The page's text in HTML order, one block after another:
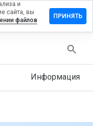
Информация
и
сайта, вы
файлов
ПРИНЯТЬ